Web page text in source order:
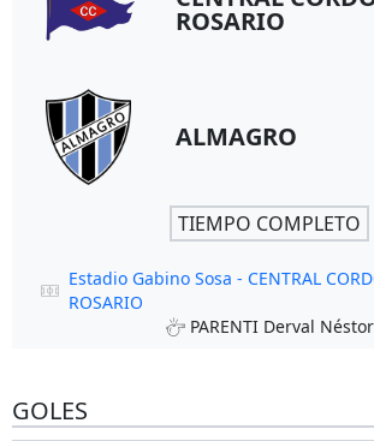
ROSARIO
ALMAGRO
TIEMPO COMPLETO
Estadio Gabino Sosa - CENTRAL
ROSARIO
PARENTI Derval Néstor
GOLES